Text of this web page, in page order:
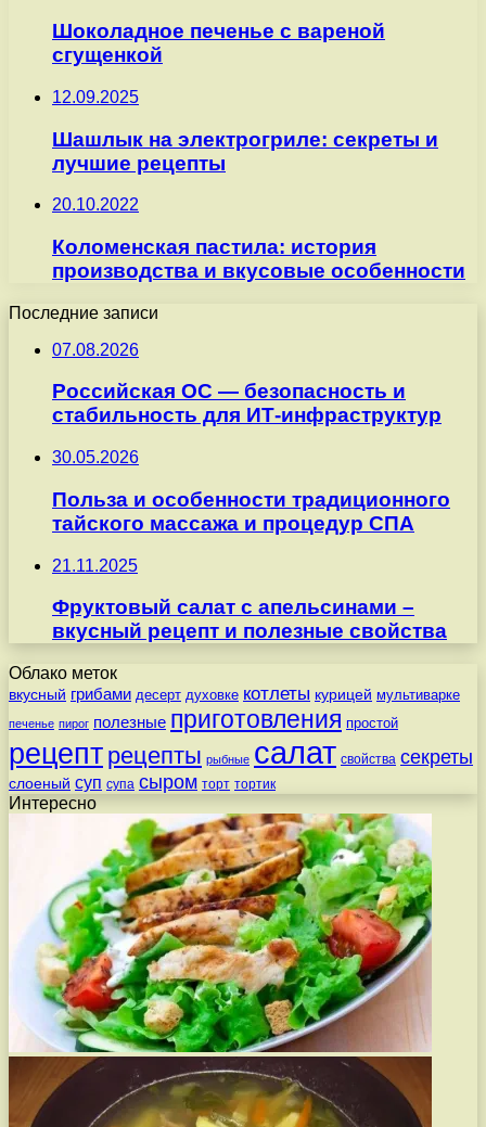
Шоколадное печенье с вареной
сгущенкой
12.09.2025
Шашлык на электрогриле: секреты и
лучшие рецепты
20.10.2022
Коломенская пастила: история
производства и вкусовые особенности
Последние записи
07.08.2026
Российская ОС — безопасность и
стабильность для ИТ-инфраструктур
30.05.2026
Польза и особенности традиционного
тайского массажа и процедур СПА
21.11.2025
Фруктовый салат с апельсинами –
вкусный рецепт и полезные свойства
Облако меток
вкусный грибами десерт духовке котлеты курицей мультиварке
печенье пирог полезные приготовления простой
рецепт рецепты рыбные салат свойства секреты
слоеный суп супа сыром торт тортик
Интересно